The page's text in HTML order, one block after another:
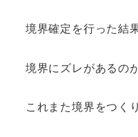
境界確定を行った結
境界にズレがあるの
これまた境界をつく